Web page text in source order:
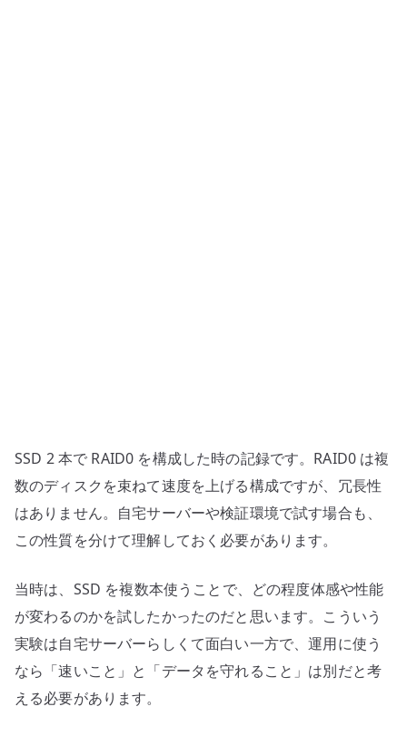
ス
ト
レ
ー
実
へ
の
SSD 2 本で RAID0 を構成した時の記録です。RAID0 は複
数のディスクを束ねて速度を上げる構成ですが、冗長性
はありません。自宅サーバーや検証環境で試す場合も、
この性質を分けて理解しておく必要があります。
当時は、SSD を複数本使うことで、どの程度体感や性能
が変わるのかを試したかったのだと思います。こういう
実験は自宅サーバーらしくて面白い一方で、運用に使う
なら「速いこと」と「データを守れること」は別だと考
える必要があります。